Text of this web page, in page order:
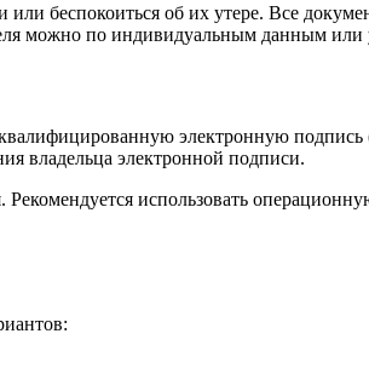
беспокоиться об их утере. Все
можно по индивидуальным данным или
электронную
владельца электронной подписи.
использовать